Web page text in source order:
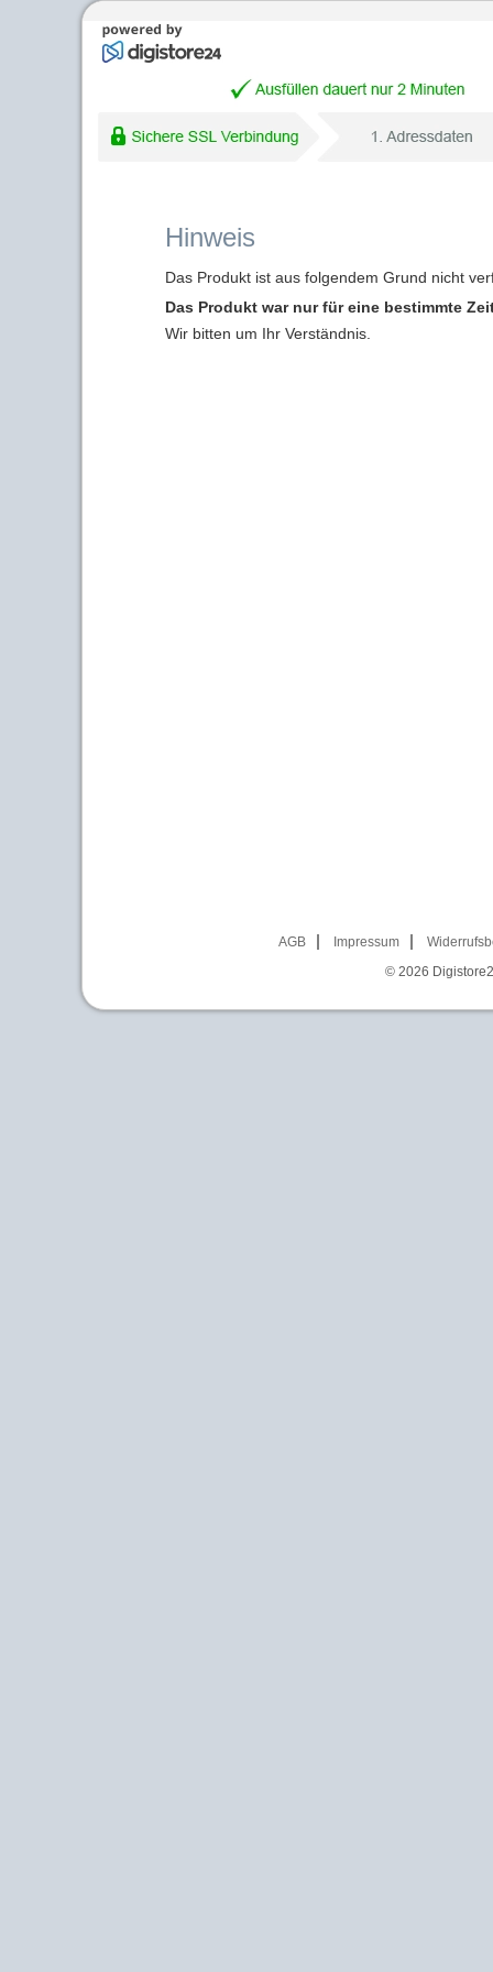
Hinweis
Das Produkt ist aus folgendem Grund nicht
Das Produkt war nur für eine bestimmte
Wir bitten um Ihr Verständnis.
AGB Impressum
© 2026